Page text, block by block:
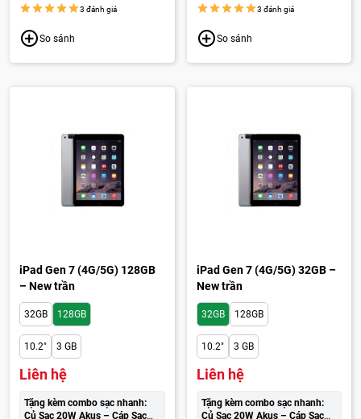
3 đánh giá
So sánh
3 đánh giá
So sánh
iPad Gen 7 (4G/5G) 128GB
– New trần
32GB 128GB
10.2" 3 GB
Liên hệ
Tặng kèm combo sạc nhanh:
Củ Sạc 20W Akus – Cáp Sạc
iPad Gen 7 (4G/5G) 32GB –
New trần
32GB 128GB
10.2" 3 GB
Liên hệ
Tặng kèm combo sạc nhanh:
Củ Sạc 20W Akus – Cáp Sạc